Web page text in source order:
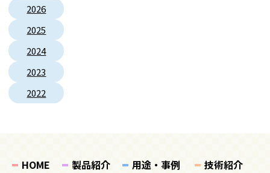
2026
2025
2024
2023
2022
HOME 製品紹介 用途・事例
技術紹介